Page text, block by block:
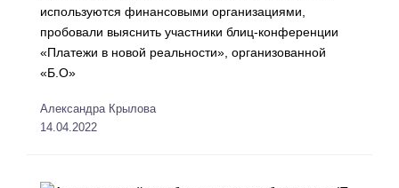
используются финансовыми организациями,
пробовали выяснить участники блиц-конференции
«Платежи в новой реальности», организованной
«Б.О»
Александра Крылова
14.04.2022